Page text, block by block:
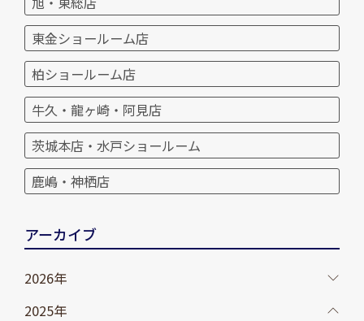
東金ショールーム店
柏ショールーム店
牛久・龍ヶ崎・阿見店
茨城本店・水戸ショールーム
鹿嶋・神栖店
アーカイブ
2026年
2025年